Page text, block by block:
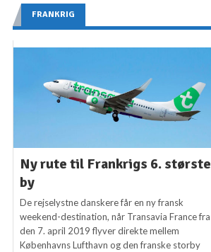
FRANKRIG
Ny rute til Frankrigs 6. største
by
De rejselystne danskere får en ny fransk
weekend-destination, når Transavia France fra
den 7. april 2019 flyver direkte mellem
Københavns Lufthavn og den franske storby